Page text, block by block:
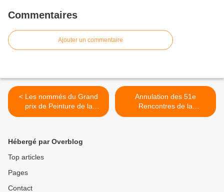
Commentaires
Ajouter un commentaire
< Les nommés du Grand
prix de Peinture de la
Fondation Simone et Cino
26 mai 2020
Annulation des 51e
Rencontres de la
photographie d’Arles - 2020
Hébergé par Overblog
Top articles
Pages
Contact